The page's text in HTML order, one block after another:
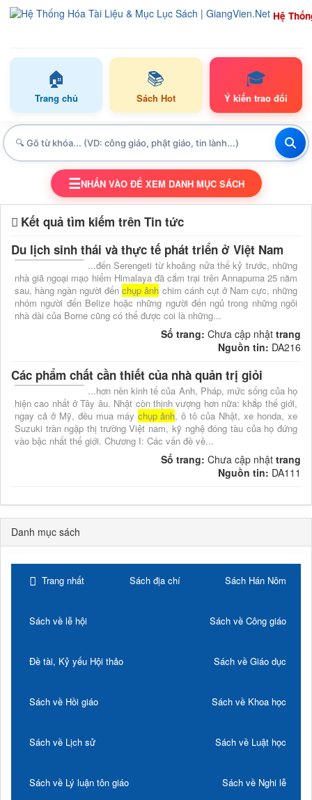
Hệ
🏠
Trang chủ
📚
Sách Hot
🎓
Ý kiến trao đổi
TOGGLE NAVIGATION
☰NHẤN VÀO ĐỂ XEM DANH MỤC SÁCH
Kết quả tìm kiếm trên Tin tức
Du lịch sinh thái và thực tế phát triển ở Việt Nam
...đến Serengeti từ khoảng nửa thế kỷ trước, những
nhà giã ngoại mạo hiểm Himalaya đã cắm trại trên Annapurna 25 năm
sau, hàng ngàn người đếnchụp ảnh chim cánh cụt ở Nam cực, những
nhóm người đến Belize hoặc những người đến ngủ trong những ngôi
nhà dài của Borne cũng có thể được coi là những...
Số trang: Chưa cập nhật trang
Nguồn tin: DA216
Các phẩm chất cần thiết của nhà quản trị giỏi
...hơn nền kinh tế của Anh, Pháp, mức sống của họ
hiện cao nhất ở Tây âu. Nhật còn thịnh vượng hơn nữa: khắp thế giới,
ngay cả ở Mỹ, đều mua máy chụp ảnh, ô tô của Nhật, xe honda, xe
Suzuki tràn ngập thị trường Việt nam, kỹ nghệ đóng tàu của họ đứng
vào bậc nhất thế giới. Chương I: Các vấn đề về...
Số trang: Chưa cập nhật trang
Nguồn tin: DA111
Danh mục sách
Trang nhất Sách địa chí Sách Hán Nôm
Sách về lễ hội Sách về Công giáo
Đề tài, Kỷ yếu Hội thảo Sách về Giáo dục
Sách về Hồi giáo Sách về Khoa học
Sách về Lịch sử Sách về Luật học
Sách về Lý luận tôn giáo Sách về Nghi lễ